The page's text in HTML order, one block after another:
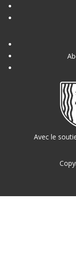
Avec le